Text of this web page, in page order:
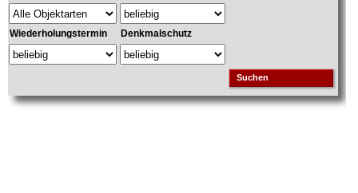
Wiederholungstermin Denkmalschutz
Suchen